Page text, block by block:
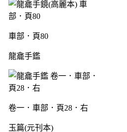
車部．頁80
龍龕手鑑
卷一．車部．頁28．右
玉篇(元刊本)